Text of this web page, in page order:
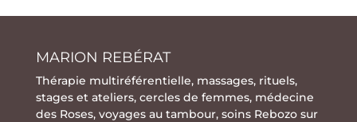
MARION REBÉRAT
Thérapie multiréférentielle, massages, rituels,
stageset ateliers, cercles de femmes, médecine
des Roses, voyages au tambour, soins Rebozo sur